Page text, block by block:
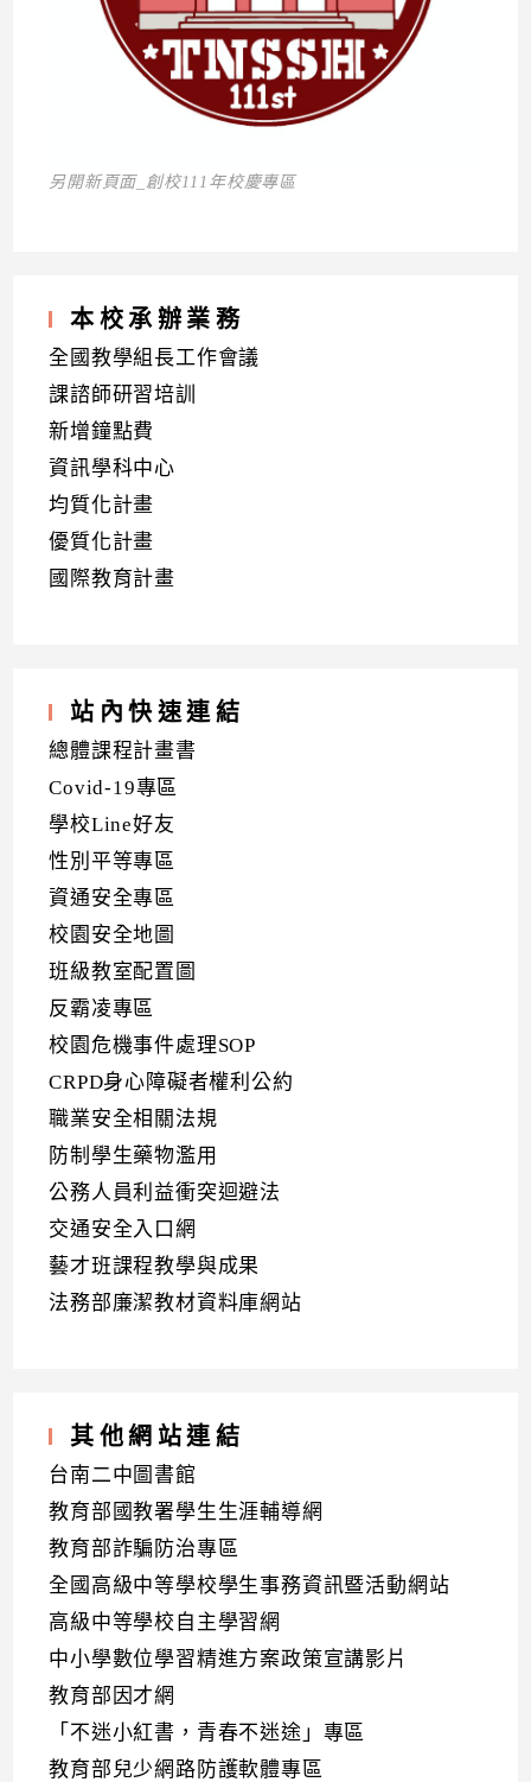
另開新頁面_創校111年校慶專區
本校承辦業務
全國教學組長工作會議
課諮師研習培訓
新增鐘點費
資訊學科中心
均質化計畫
優質化計畫
國際教育計畫
站內快速連結
總體課程計畫書
Covid-19專區
學校Line好友
性別平等專區
資通安全專區
校園安全地圖
班級教室配置圖
反霸凌專區
校園危機事件處理SOP
CRPD身心障礙者權利公約
職業安全相關法規
防制學生藥物濫用
公務人員利益衝突迴避法
交通安全入口網
藝才班課程教學與成果
法務部廉潔教材資料庫網站
其他網站連結
台南二中圖書館
教育部國教署學生生涯輔導網
教育部詐騙防治專區
全國高級中等學校學生事務資訊暨活動網站
高級中等學校自主學習網
中小學數位學習精進方案政策宣講影片
教育部因才網
「不迷小紅書，青春不迷途」專區
教育部兒少網路防護軟體專區